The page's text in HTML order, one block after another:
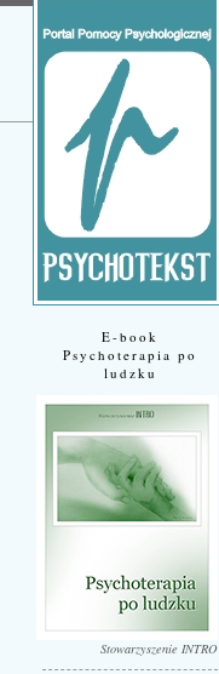
E-book
Psychoterapia po
ludzku
Stowarzyszenie INTRO